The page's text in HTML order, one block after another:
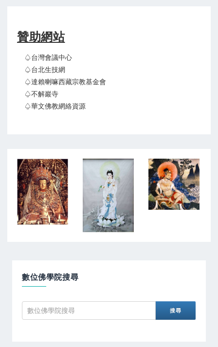
贊助網站
♤台灣會議中心
♤台北生技網
♤達賴喇嘛西藏宗教基金會
♤不解巖寺
♤華文佛教網絡資源
數位佛學院搜尋